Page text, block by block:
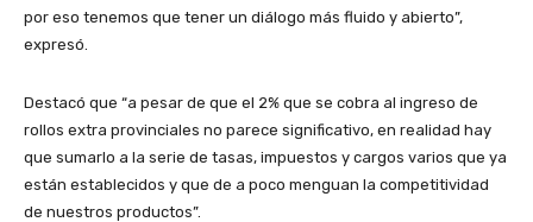
por eso tenemos que tener un diálogo más fluido y abierto”,
expresó.
Destacó que “a pesar de que el 2% que se cobra al ingreso de
rollos extra provinciales no parece significativo, en realidad hay
que sumarlo a la serie de tasas, impuestos y cargos varios que ya
están establecidos y que de a poco menguan la competitividad
de nuestros productos”.